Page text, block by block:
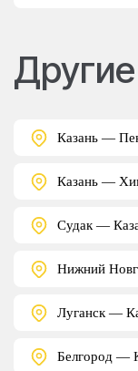
Казань —
Казань —
Судак —
Нижний
Луганск —
Белгород —